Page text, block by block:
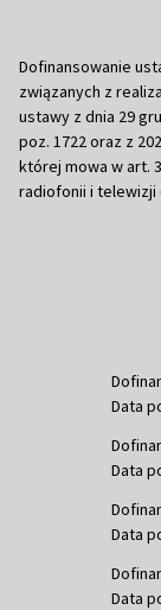
Dofinansowanie
związanych z
ustawy z dnia 29
poz. 1722 oraz z
której mowa w art.
radiofonii i telewizji
Data
Data
Data
Data